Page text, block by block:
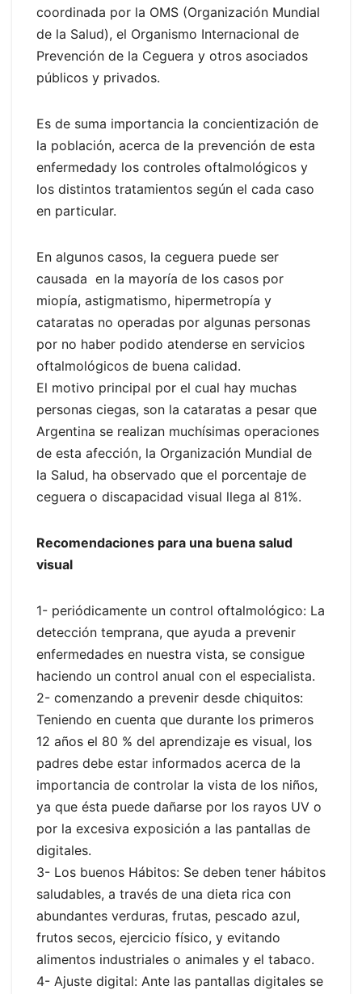
coordinada por la OMS (Organización Mundial
de la Salud), el Organismo Internacional de
Prevención de la Ceguera y otros asociados
públicos y privados.
Es de suma importancia la concientización de
la población, acerca de la prevención de esta
enfermedady los controles oftalmológicos y
los distintos tratamientos según el cada caso
en particular.
En algunos casos, la ceguera puede ser
causada en la mayoría de los casos por
miopía, astigmatismo, hipermetropía y
cataratas no operadas por algunas personas
por no haber podido atenderse en servicios
oftalmológicos de buena calidad.
El motivo principal por el cual hay muchas
personas ciegas, son la cataratas a pesar que
Argentina se realizan muchísimas operaciones
de esta afección, la Organización Mundial de
la Salud, ha observado que el porcentaje de
ceguera o discapacidad visual llega al 81%.
Recomendaciones para una buena salud
visual
1- periódicamente un control oftalmológico: La
detección temprana, que ayuda a prevenir
enfermedades en nuestra vista, se consigue
haciendo un control anual con el especialista.
2- comenzando a prevenir desde chiquitos:
Teniendo en cuenta que durante los primeros
12 años el 80 % del aprendizaje es visual, los
padres debe estar informados acerca de la
importancia de controlar la vista de los niños,
ya que ésta puede dañarse por los rayos UV o
por la excesiva exposición a las pantallas de
digitales.
3- Los buenos Hábitos: Se deben tener hábitos
saludables, a través de una dieta rica con
abundantes verduras, frutas, pescado azul,
frutos secos, ejercicio físico, y evitando
alimentos industriales o animales y el tabaco.
4- Ajuste digital: Ante las pantallas digitales se